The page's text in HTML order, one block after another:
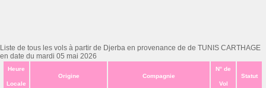
Liste de tous les vols à partir de Djerba en provenance de de TUNIS CARTHAGE
en date du mardi 05 mai 2026
Heure
Locale
Origine Compagnie
N° de
Vol
Statut